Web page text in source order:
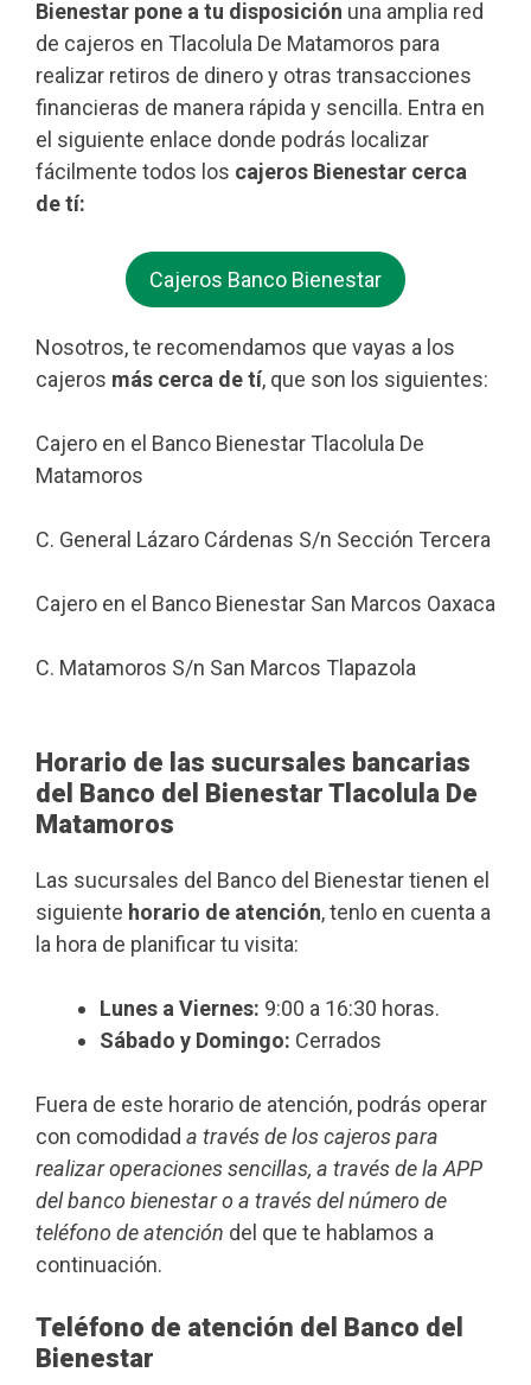
Bienestar pone a tu disposición una amplia red
de cajeros en Tlacolula De Matamoros para
realizar retiros de dinero y otras transacciones
financieras de manera rápida y sencilla. Entra en
el siguiente enlace donde podrás localizar
fácilmente todos los cajeros Bienestar cerca
de tí:
Cajeros Banco Bienestar
Nosotros, te recomendamos que vayas a los
cajeros más cerca de tí, que son los siguientes:
Cajero en el Banco Bienestar Tlacolula De
Matamoros
C. General Lázaro Cárdenas S/n Sección Tercera
Cajero en el Banco Bienestar San Marcos Oaxaca
C. Matamoros S/n San Marcos Tlapazola
Horario de las sucursales bancarias
del Banco del Bienestar Tlacolula De
Matamoros
Las sucursales del Banco del Bienestar tienen el
siguiente horario de atención, tenlo en cuenta a
la hora de planificar tu visita:
Lunes a Viernes: 9:00 a 16:30 horas.
Sábado y Domingo: Cerrados
Fuera de este horario de atención, podrás operar
con comodidad a través de los cajeros para
realizar operaciones sencillas, a través de la APP
del banco bienestar o a través del número de
teléfono de atención del que te hablamos a
continuación.
Teléfono de atención del Banco del
Bienestar